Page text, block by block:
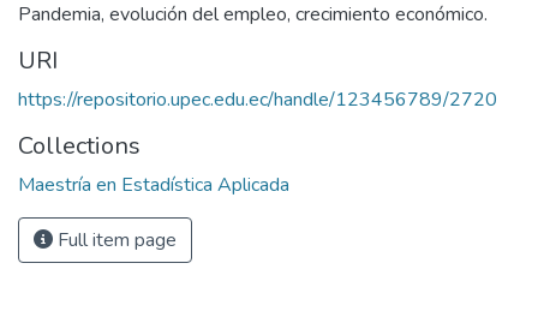
Pandemia, evolución del empleo, crecimiento económico.
URI
https://repositorio.upec.edu.ec/handle/123456789/2720
Collections
Maestría en Estadística Aplicada
Full item page